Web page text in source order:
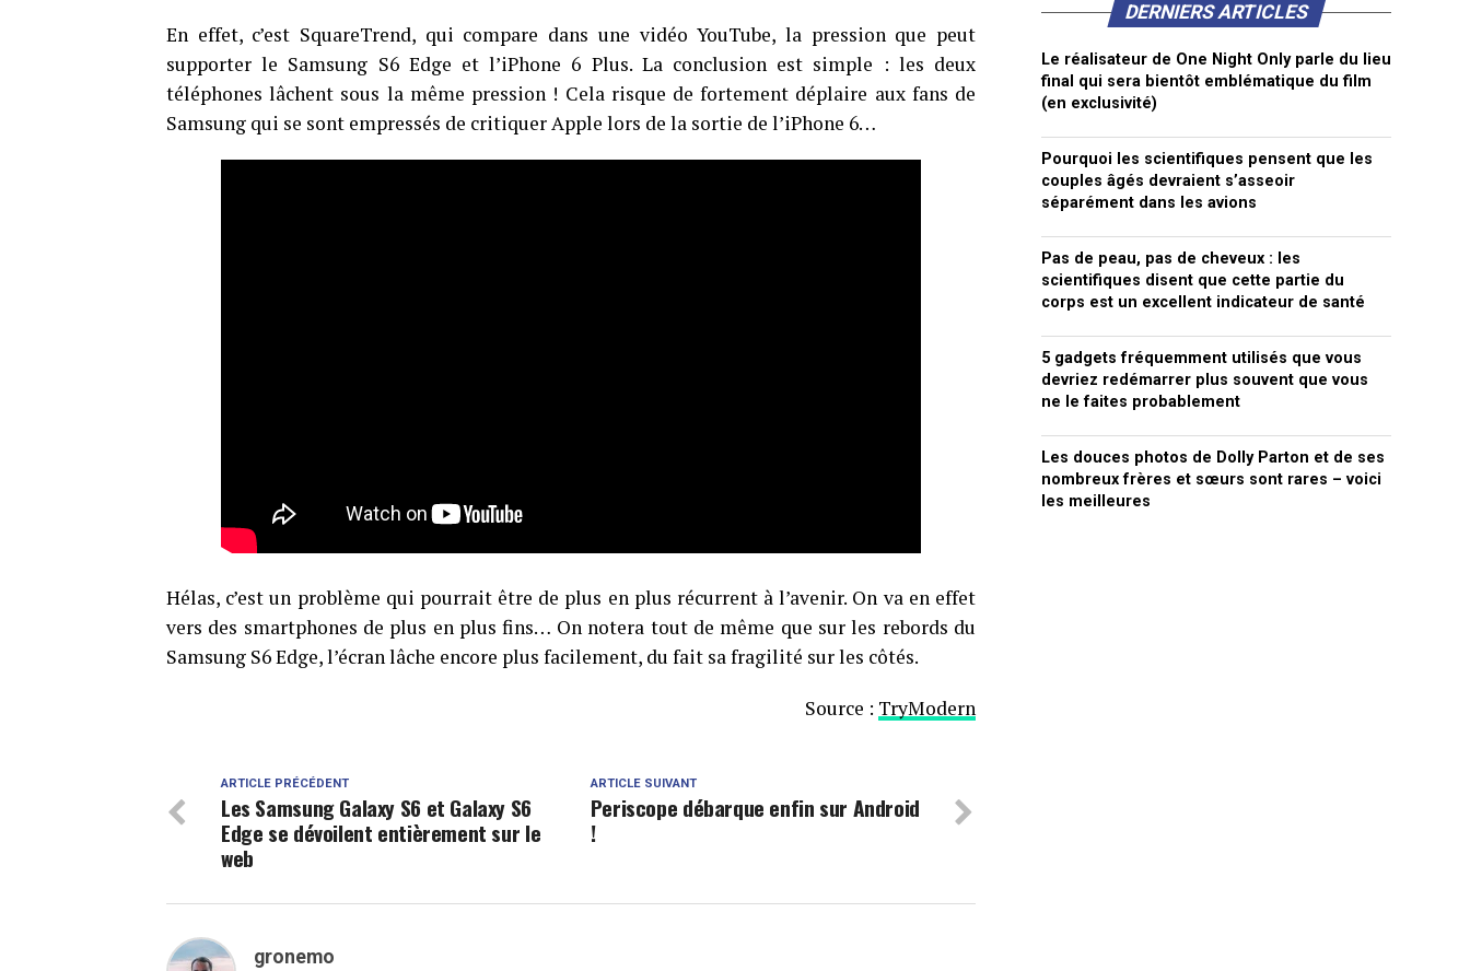
En effet, c’est SquareTrend, qui compare dans une vidéo YouTube, la pression que peut
supporter le Samsung S6 Edge et l’iPhone 6 Plus. La conclusion est simple : les deux
téléphones lâchent sous la même pression ! Cela risque de fortement déplaire aux fans de
Samsung qui se sont empressés de critiquer Apple lors de la sortie de l’iPhone 6…
Hélas, c’est un problème qui pourrait être de plus en plus récurrent à l’avenir. On va en effet
vers des smartphones de plus en plus fins… On notera tout de même que sur les rebords du
Samsung S6 Edge, l’écran lâche encore plus facilement, du fait sa fragilité sur les côtés.
Source : TryModern
ARTICLE SUIVANT
Periscope débarque enfin sur Android
!
ARTICLE PRÉCÉDENT
Les Samsung Galaxy S6 et Galaxy S6
Edge se dévoilent entièrement sur le
web
gronemo
DERNIERS ARTICLES
Le réalisateur de One Night Only parle du lieu
final qui sera bientôt emblématique du film
(en exclusivité)
Pourquoi les scientifiques pensent que les
couples âgés devraient s’asseoir
séparément dans les avions
Pas de peau, pas de cheveux : les
scientifiques disent que cette partie du
corps est un excellent indicateur de santé
5 gadgets fréquemment utilisés que vous
devriez redémarrer plus souvent que vous
ne le faites probablement
Les douces photos de Dolly Parton et de ses
nombreux frères et sœurs sont rares – voici
les meilleures